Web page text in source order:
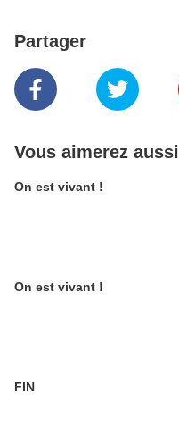
Partager
Vous aimerez aussi
On est vivant !
On est vivant !
FIN